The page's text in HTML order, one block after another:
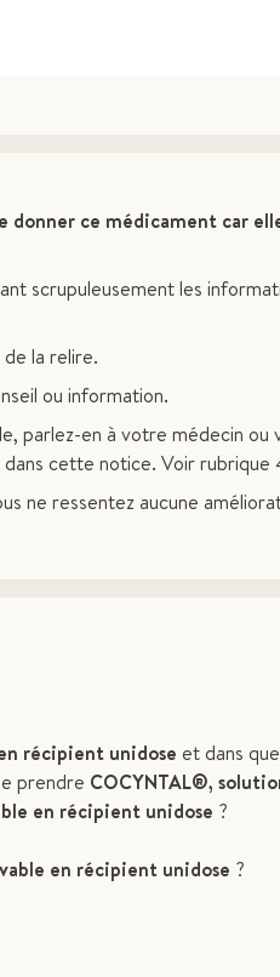
ce médicament car
scrupuleusement les
la relire.
ou information.
parlez-en à votre médecin ou
cette notice. Voir rubrique
ne ressentez aucune
récipient unidose et dans
prendre COCYNTAL®,
en récipient unidose ?
en récipient unidose ?